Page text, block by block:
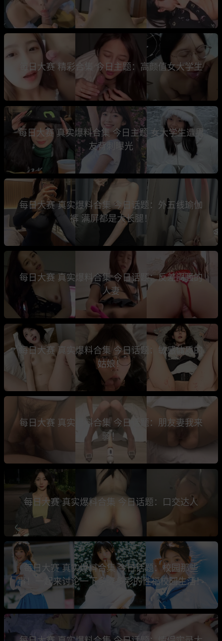
每日大赛 精彩合集 今日主题：高颜值女大学生
每日大赛 真实爆料合集 今日主题 女大学生遭男
友背刺曝光
每日大赛 真实爆料合集 今日话题：外五线瑜伽
裤 满屏都是大长腿！
每日大赛 真实爆料合集 今日话题：反差闷骚的
人妻
每日大赛 真实爆料合集 今日话题：敏感体质的
姑娘！
每日大赛 真实爆料合集 今日话题：朋友妻我来
骑！
每日大赛 真实爆料合集 今日话题：口交达人
每日大赛 真实爆料合集 今日话题：校园那些
事！一起来讨论一下多姿多彩的性福校园生活！